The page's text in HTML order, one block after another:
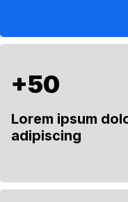
+50
Lorem ipsum
adipiscing